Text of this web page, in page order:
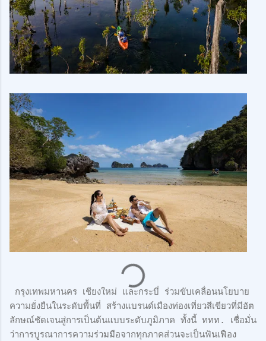
กรุงเทพมหานคร เชียงใหม่ และกระบี่ ร่วมขับเคลื่อนนโยบาย
ความยั่งยืนในระดับพื้นที่ สร้างแบรนด์เมืองท่องเที่ยวสีเขียวที่มีอัต
ลักษณ์ชัดเจนสู่การเป็นต้นแบบระดับภูมิภาค ทั้งนี้ ททท. เชื่อมั่น
ว่าการบูรณาการความร่วมมือจากทุกภาคส่วนจะเป็นฟันเฟือง